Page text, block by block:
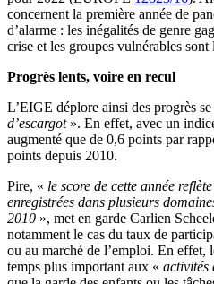
concernent la première année de
d’alarme : les inégalités de genre
crise et les groupes vulnérables sont
Progrès lents, voire en recul
L’EIGE déplore ainsi des progrès
d’escargot ». En effet, avec un
augmenté que de 0,6 points par
points depuis 2010.
Pire, « le score de cette année
enregistrées dans plusieurs
2010 », met en garde Carlien
notamment le cas du taux de
ou au marché de l’emploi. En effet,
temps plus important aux « activités